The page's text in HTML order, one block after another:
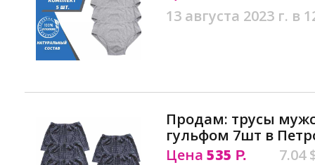
13 августа 2023 г. в
Продам: трусы
гульфом 7шт в
Цена 535 Р.
7.04